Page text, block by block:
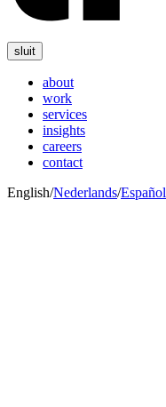
sluit
about
work
services
insights
careers
contact
English/Nederlands/Español